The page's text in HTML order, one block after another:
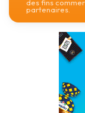
des fins
partenaires.